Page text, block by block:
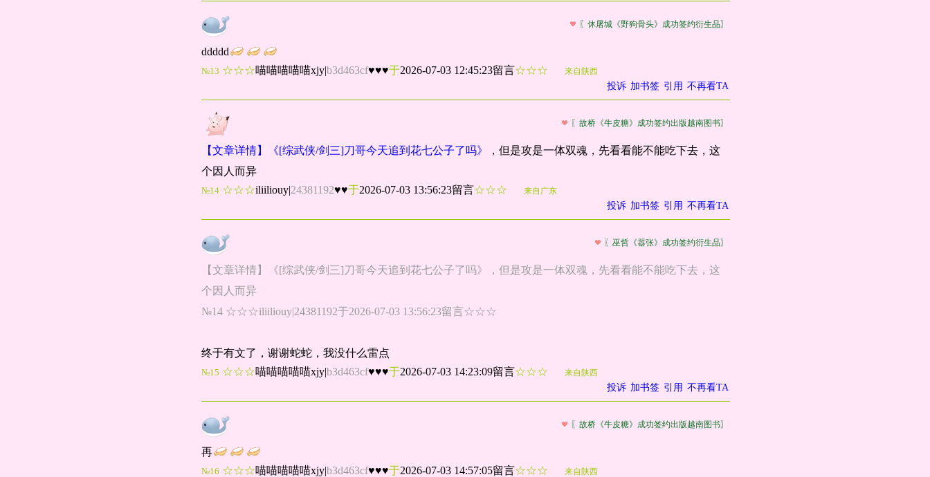
〖休屠城《野狗骨头》成功签约衍生品〗
ddddd
№13 ☆☆☆喵喵喵喵喵xjy|b3d463cf♥♥♥于2026-07-03 12:45:23留言☆☆☆ 来自陕西
投诉 加书签 引用 不再看TA
〖故桥《牛皮糖》成功签约出版越南图书〗
【文章详情】《[综武侠/剑三]刀哥今天追到花七公子了吗》
，但是攻是一体双魂，先看看能不能吃下去，这
个因人而异
№14 ☆☆☆iliiliouy|24381192♥♥于2026-07-03 13:56:23留言☆☆☆ 来自广东
投诉 加书签 引用 不再看TA
〖巫哲《嚣张》成功签约衍生品〗
【文章详情】《[综武侠/剑三]刀哥今天追到花七公子了吗》，但是攻是一体双魂，先看看能不能吃下去，这
个因人而异
№14 ☆☆☆iliiliouy|24381192于2026-07-03 13:56:23留言☆☆☆
终于有文了，谢谢蛇蛇，我没什么雷点
№15 ☆☆☆喵喵喵喵喵xjy|b3d463cf♥♥♥于2026-07-03 14:23:09留言☆☆☆ 来自陕西
投诉 加书签 引用 不再看TA
〖故桥《牛皮糖》成功签约出版越南图书〗
再
№16 ☆☆☆喵喵喵喵喵xjy|b3d463cf♥♥♥于2026-07-03 14:57:05留言☆☆☆ 来自陕西